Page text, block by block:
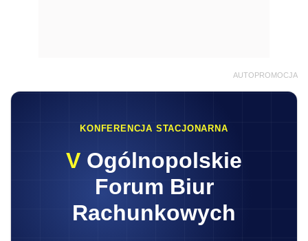
AUTOPROMOCJA
KONFERENCJA STACJONARNA
V Ogólnopolskie
Forum Biur
Rachunkowych